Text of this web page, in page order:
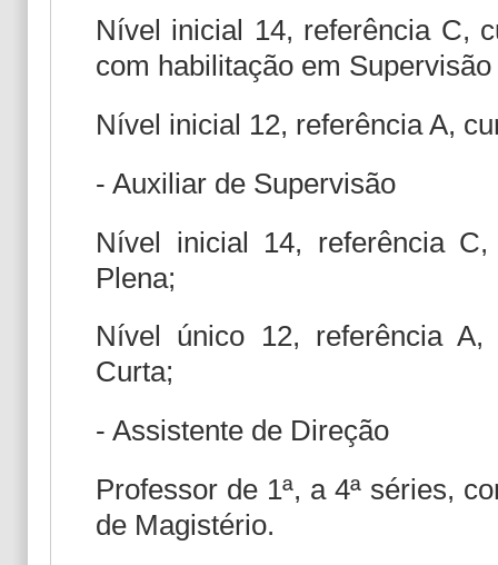
Nível inicial 14, referência C,
com habilitação em
Nível inicial 12, referência A,
- Auxiliar de Supervisão
Nível inicial 14, referência
Plena;
Nível único 12, referência
Curta;
- Assistente de Direção
Professor de 1ª, a 4ª séries,
de Magistério.